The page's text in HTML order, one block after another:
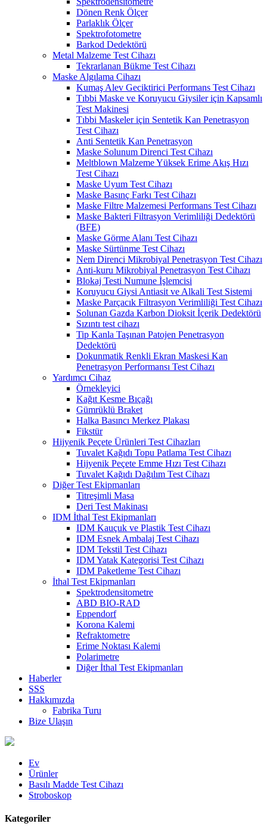
Dönen Renk Ölçer
Parlaklık Ölçer
Spektrofotometre
Barkod Dedektörü
Metal Malzeme Test Cihazı
Tekrarlanan Bükme Test Cihazı
Maske Algılama Cihazı
Kumaş Alev Geciktirici Performans Test Cihazı
Tıbbi Maske ve Koruyucu Giysiler için Kapsamlı
Test Makinesi
Tıbbi Maskeler için Sentetik Kan Penetrasyon
Test Cihazı
Anti Sentetik Kan Penetrasyon
Maske Solunum Direnci Test Cihazı
Meltblown Malzeme Yüksek Erime Akış Hızı
Test Cihazı
Maske Uyum Test Cihazı
Maske Basınç Farkı Test Cihazı
Maske Filtre Malzemesi Performans Test Cihazı
Maske Bakteri Filtrasyon Verimliliği Dedektörü
(BFE)
Maske Görme Alanı Test Cihazı
Maske Sürtünme Test Cihazı
Nem Direnci Mikrobiyal Penetrasyon Test Cihazı
Anti-kuru Mikrobiyal Penetrasyon Test Cihazı
Blokaj Testi Numune İşlemcisi
Koruyucu Giysi Antiasit ve Alkali Test Sistemi
Maske Parçacık Filtrasyon Verimliliği Test Cihazı
Solunan Gazda Karbon Dioksit İçerik Dedektörü
Sızıntı test cihazı
Tip Kanla Taşınan Patojen Penetrasyon
Dedektörü
Dokunmatik Renkli Ekran Maskesi Kan
Penetrasyon Performansı Test Cihazı
Yardımcı Cihaz
Örnekleyici
Kağıt Kesme Bıçağı
Gümrüklü Braket
Halka Basıncı Merkez Plakası
Fikstür
Hijyenik Peçete Ürünleri Test Cihazları
Tuvalet Kağıdı Topu Patlama Test Cihazı
Hijyenik Peçete Emme Hızı Test Cihazı
Tuvalet Kağıdı Dağılım Test Cihazı
Diğer Test Ekipmanları
Titreşimli Masa
Deri Test Makinası
IDM İthal Test Ekipmanları
IDM Kauçuk ve Plastik Test Cihazı
IDM Esnek Ambalaj Test Cihazı
IDM Tekstil Test Cihazı
IDM Yatak Kategorisi Test Cihazı
IDM Paketleme Test Cihazı
İthal Test Ekipmanları
Spektrodensitometre
ABD BIO-RAD
Eppendorf
Korona Kalemi
Refraktometre
Erime Noktası Kalemi
Polarimetre
Diğer İthal Test Ekipmanları
Haberler
SSS
Hakkımızda
Fabrika Turu
Bize Ulaşın
Ev
Ürünler
Basılı Madde Test Cihazı
Stroboskop
Kategoriler